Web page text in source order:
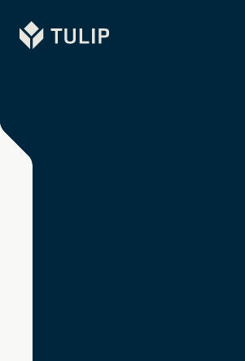
Tulip